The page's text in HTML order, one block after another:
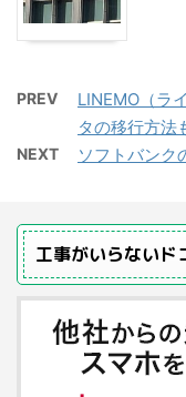
PREV
LINEMO（ラ
タの移行方法
NEXT ソフトバンク
工事がいらないド